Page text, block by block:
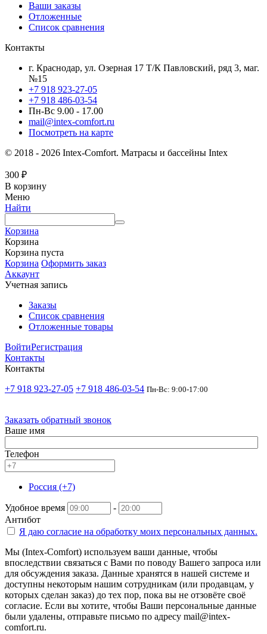
Ваши заказы
Отложенные
Список сравнения
Контакты
г. Краснодар, ул. Озерная 17 Т/К Павловский, ряд 3, маг.
№15
+7 918 923-27-05
+7 918 486-03-54
Пн-Вс 9.00 - 17.00
mail@intex-comfort.ru
Посмотреть на карте
© 2018 - 2026 Intex-Comfort. Матрасы и бассейны Intex
300 ₽
В корзину
Меню
Найти
Корзина
Корзина
Корзина пуста
Корзина Оформить заказ
Аккаунт
Учетная запись
Заказы
Список сравнения
Отложенные товары
ВойтиРегистрация
Контакты
Контакты
+7 918 923-27-05 +7 918 486-03-54 Пн-Вс: 9:00-17:00
Заказать обратный звонок
Ваше имя
Телефон
Россия (+7)
Удобное время
-
Антибот
Я даю согласие на обработку моих персональных данных.
Мы (Intex-Comfort) используем ваши данные, чтобы
впоследствии связаться с Вами по поводу Вашего запроса или
для обсуждения заказа. Данные хранятся в нашей системе и
доступны некоторым нашим сотрудникам (или продавцам, у
которых сделан заказ) до тех пор, пока вы не отзовёте своё
согласие. Если вы хотите, чтобы Ваши персональные данные
были удалены, отправьте письмо по адресу mail@intex-
comfort.ru.